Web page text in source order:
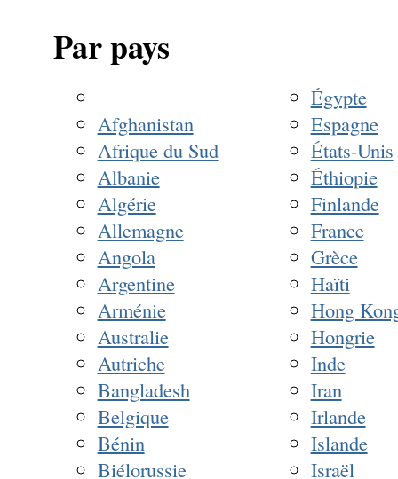
Par pays
Afghanistan
Afrique du Sud
Albanie
Algérie
Allemagne
Angola
Argentine
Arménie
Australie
Autriche
Bangladesh
Belgique
Bénin
Biélorussie
Égypte
Espagne
États-Unis
Éthiopie
Finlande
France
Grèce
Haïti
Hong
Hongrie
Inde
Iran
Irlande
Islande
Israël